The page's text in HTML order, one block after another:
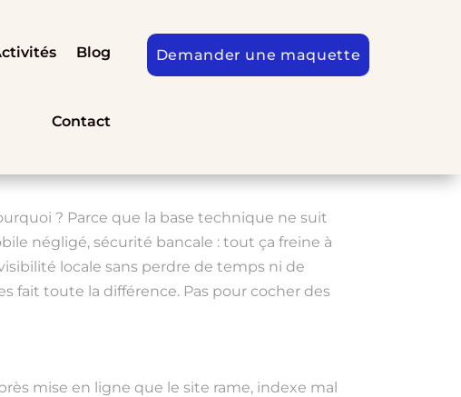
Blog
Contact
Demander une maquette
? Parce que la base technique ne suit
négligé, sécurité bancale : tout ça freine à
locale sans perdre de temps ni de
fait toute la différence. Pas pour cocher des
mise en ligne que le site rame, indexe mal